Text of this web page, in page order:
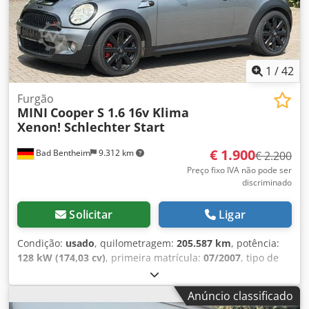
Fermentadores isobáricos | Mini Brewery System | 1.000 L
| 2012 - 4x Tanques horizontais de maturação isobáricos |
DuoTank | 500 L | 2018 - Camisa de refrigeração e sistema
de bolsa para ótima conservação da cerveja
1 /42
Bad Bentheim 9.312 km
Furgão
MINI Cooper S 1.6 16v Klima
Xenon! Schlechter Start
€ 1.900€ 2.200
Preço fixo IVA não pode ser
discriminado
Solicitar Ligar
Condição: usado, quilometragem: 205.587 km, potência:
128 kW (174,03 cv), primeira matrícula: 07/2007, tipo de
, próxima inspeção (TÜV):
cor:cinzento, tipo de engrenagem:mecânico, classe de
emissão:Euro 4, número de lugares:4, Equipamento:ABS,
Anúncio classificado